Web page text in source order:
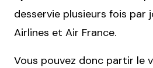
desservie plusieurs fois par
Airlines et Air France.
Vous pouvez donc partir le